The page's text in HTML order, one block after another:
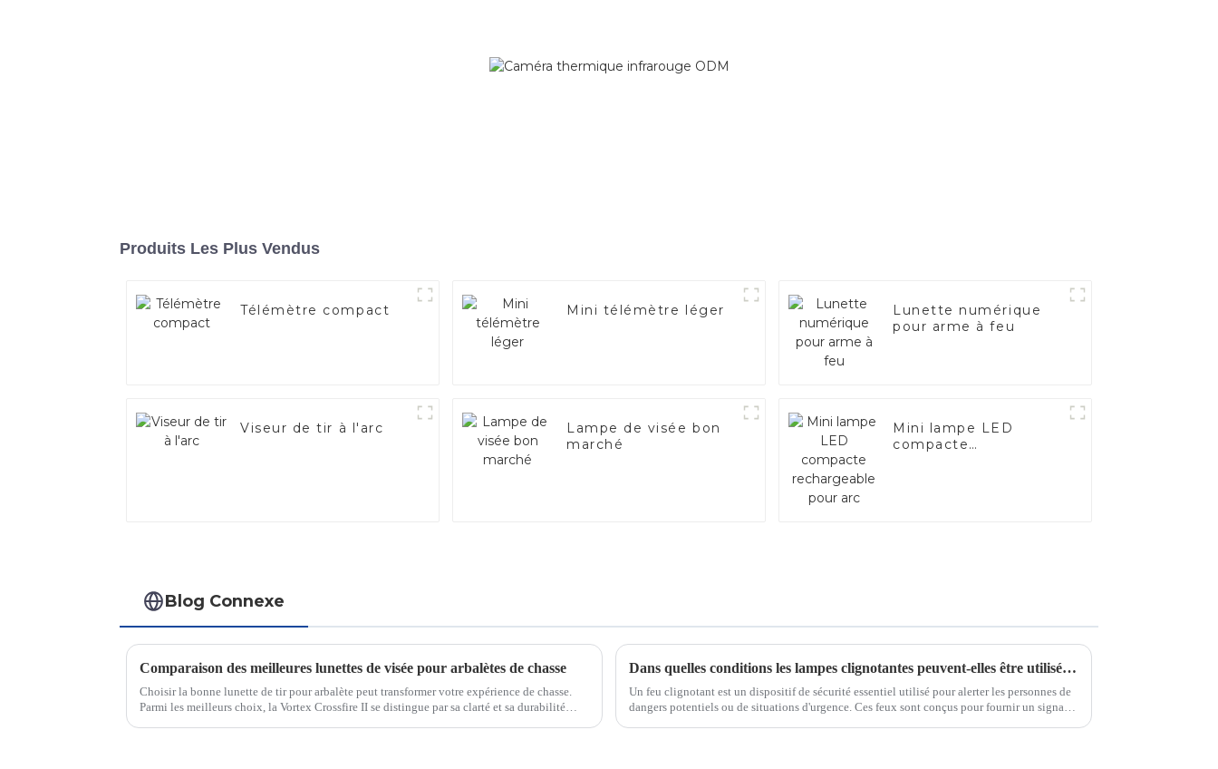
Produits Les Plus Vendus
Télémètre compact Mini télémètre léger
Lunette numérique
pour arme à feu
Viseur de tir à l'arc
Lampe de visée bon
marché
Mini lampe LED
compacte
Blog Connexe
Comparaison des meilleures lunettes de visée pour arbalètes de chasse
Choisir la bonne lunette de tir pour arbalète peut transformer votre expérience de chasse.
Parmi les meilleurs choix, la Vortex Crossfire II se distingue par sa clarté et sa durabilité
Dans quelles conditions les lampes clignotantes peuvent-elles être utilisées ?
Un feu clignotant est un dispositif de sécurité essentiel utilisé pour alerter les personnes de
dangers potentiels ou de situations d'urgence. Ces feux sont conçus pour fournir un signal